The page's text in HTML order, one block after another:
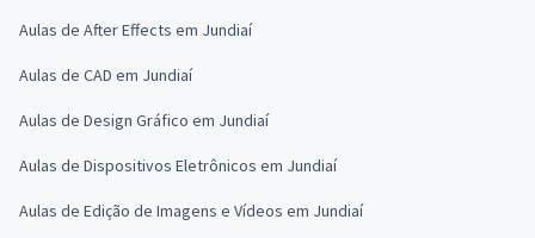
Aulas de After Effects em Jundiaí
Aulas de CAD em Jundiaí
Aulas de Design Gráfico em Jundiaí
Aulas de Dispositivos Eletrônicos em Jundiaí
Aulas de Edição de Imagens e Vídeos em Jundiaí